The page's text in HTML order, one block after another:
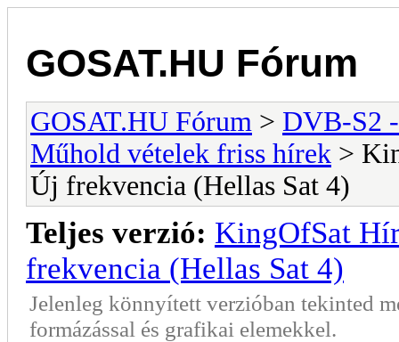
GOSAT.HU Fórum
GOSAT.HU Fórum > DVB-S2
Műhold vételek friss hírek >
Új frekvencia (Hellas Sat 4)
Teljes verzió: KingOfSat
frekvencia (Hellas Sat 4)
Jelenleg könnyített verzióban tekinted
formázással és grafikai elemekkel.